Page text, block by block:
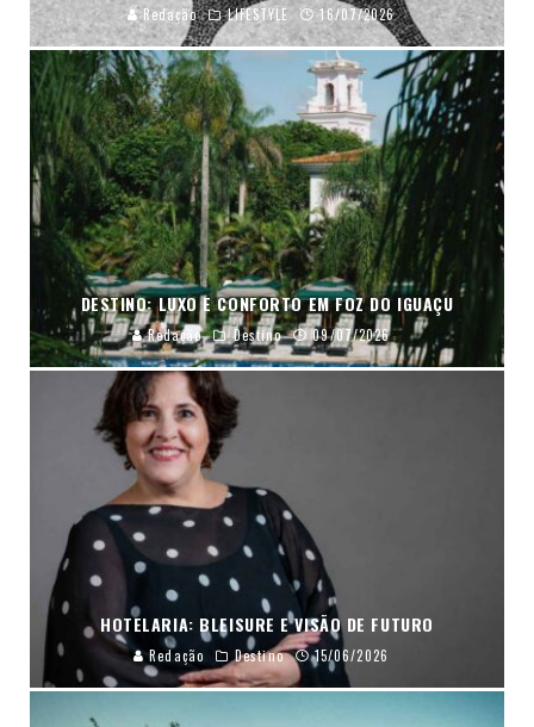
Redação LIFESTYLE 16/07/2026
DESTINO: LUXO E CONFORTO EM FOZ DO IGUAÇU
Redação Destino 09/07/2026
HOTELARIA: BLEISURE E VISÃO DE FUTURO
Redação Destino 15/06/2026